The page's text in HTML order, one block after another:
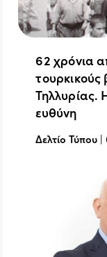
62 χρόνια
Τηλλυρίας.
ευθύνη
Δελτίο Τύπου |